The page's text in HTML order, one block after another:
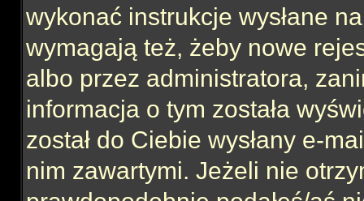
wykonać instrukcje wysłane
wymagają też, żeby nowe
albo przez administratora,
informacja o tym została
został do Ciebie wysłany e-
nim zawartymi. Jeżeli nie